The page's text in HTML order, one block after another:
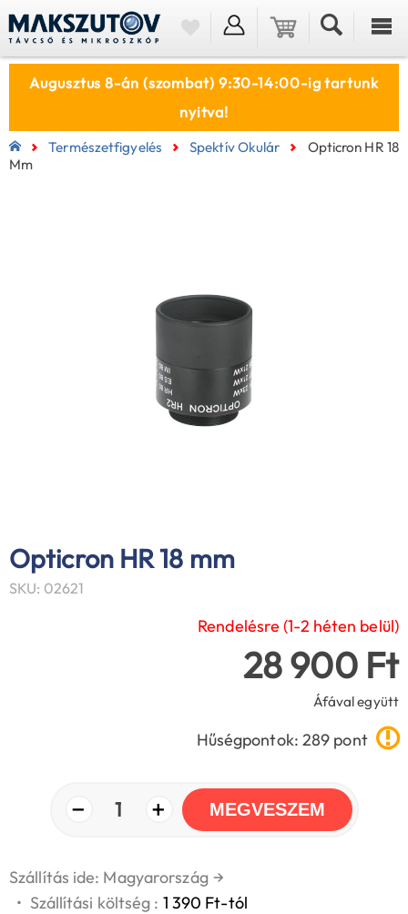
Augusztus 8-án (szombat) 9:30-14:00-ig tartunk
nyitva!
Természetfigyelés Spektív Okulár
Opticron HR 18
Mm
Opticron HR 18 mm
SKU: 02621
Rendelésre (1-2 héten belül)
28 900 Ft
Áfával együtt
Hűségpontok: 289 pont
− 1 + MEGVESZEM
Szállítás ide: Magyarország →
• Szállítási költség : 1 390 Ft-tól